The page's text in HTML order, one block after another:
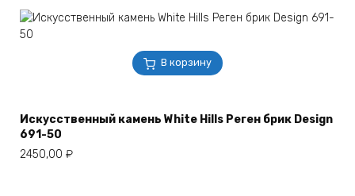
В корзину
Искусственный камень White Hills Реген брик Design
691-50
2450,00 ₽